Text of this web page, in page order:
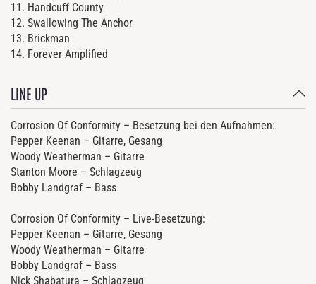
11. Handcuff County
12. Swallowing The Anchor
13. Brickman
14. Forever Amplified
LINE UP
Corrosion Of Conformity – Besetzung bei den Aufnahmen:
Pepper Keenan – Gitarre, Gesang
Woody Weatherman – Gitarre
Stanton Moore – Schlagzeug
Bobby Landgraf – Bass
Corrosion Of Conformity – Live-Besetzung:
Pepper Keenan – Gitarre, Gesang
Woody Weatherman – Gitarre
Bobby Landgraf – Bass
Nick Shabatura – Schlagzeug